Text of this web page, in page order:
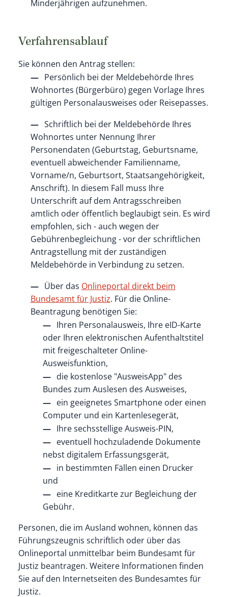
Minderjährigen aufzunehmen.
Verfahrensablauf
Sie können den Antrag stellen:
Persönlich bei der Meldebehörde Ihres
Wohnortes (Bürgerbüro) gegen Vorlage Ihres
gültigen Personalausweises oder Reisepasses.
Schriftlich bei der Meldebehörde Ihres
Wohnortes unter Nennung Ihrer
Personendaten (Geburtstag, Geburtsname,
eventuell abweichender Familienname,
Vorname/n, Geburtsort, Staatsangehörigkeit,
Anschrift). In diesem Fall muss Ihre
Unterschrift auf dem Antragsschreiben
amtlich oder öffentlich beglaubigt sein. Es wird
empfohlen, sich - auch wegen der
Gebührenbegleichung - vor der schriftlichen
Antragstellung mit der zuständigen
Meldebehörde in Verbindung zu setzen.
Über das Onlineportal direkt beim
Bundesamt für Justiz. Für die Online-
Beantragung benötigen Sie:
Ihren Personalausweis, Ihre eID-Karte
oder Ihren elektronischen Aufenthaltstitel
mit freigeschalteter Online-
Ausweisfunktion,
die kostenlose "AusweisApp" des
Bundes zum Auslesen des Ausweises,
ein geeignetes Smartphone oder einen
Computer und ein Kartenlesegerät,
Ihre sechsstelligeAusweis-PIN,
eventuell hochzuladende Dokumente
nebst digitalem Erfassungsgerät,
in bestimmten Fällen einen Drucker
und
eine Kreditkarte zur Begleichung der
Gebühr.
Personen, die im Ausland wohnen, können das
Führungszeugnis schriftlich oder über das
Onlineportal unmittelbar beim Bundesamt für
Justiz beantragen. Weitere Informationen finden
Sie aufden Internetseiten des Bundesamtes für
Justiz.